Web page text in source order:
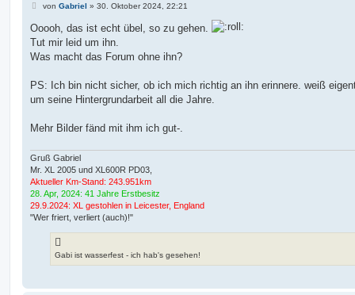
B
i
t
r
a
g
von Gabriel » 30. Oktober 2024, 22:21
Ooooh, das ist echt übel, so zu gehen.
Tut mir leid um ihn.
Was macht das Forum ohne ihn?
PS: Ich bin nicht sicher, ob ich mich richtig an ihn erinnere. weiß
um seine Hintergrundarbeit all die Jahre.
Mehr Bilder fänd mit ihm ich gut-.
Gruß Gabriel
Mr. XL 2005 und XL600R PD03,
Aktueller Km-Stand: 243.951km
28. Apr, 2024: 41 Jahre Erstbesitz
29.9.2024: XL gestohlen in Leicester, England
"Wer friert, verliert (auch)!"
Gabi ist wasserfest - ich hab's gesehen!